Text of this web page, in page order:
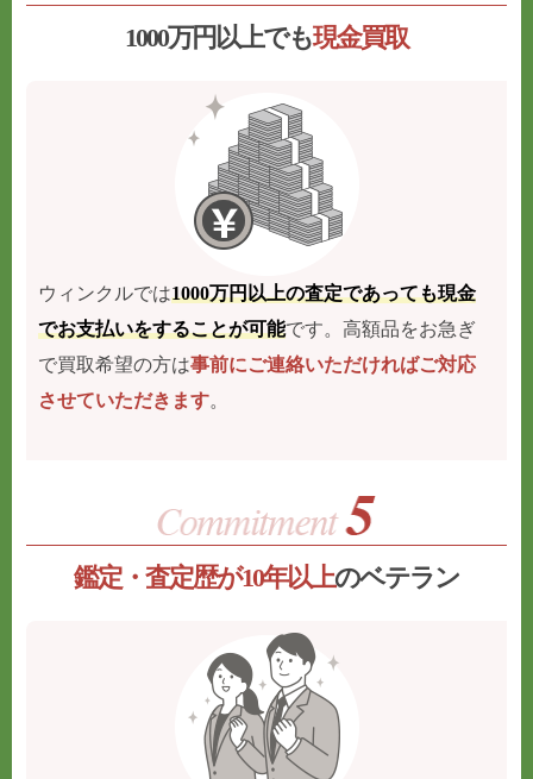
1000万円以上でも現金買取
ウィンクルでは1000万円以上の査定であっても現金
でお支払いをすることが可能です。高額品をお急ぎ
で買取希望の方は事前にご連絡いただければご対応
させていただきます。
鑑定・査定歴が10年以上のベテラン